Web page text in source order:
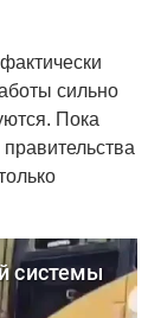
сильно
Пока